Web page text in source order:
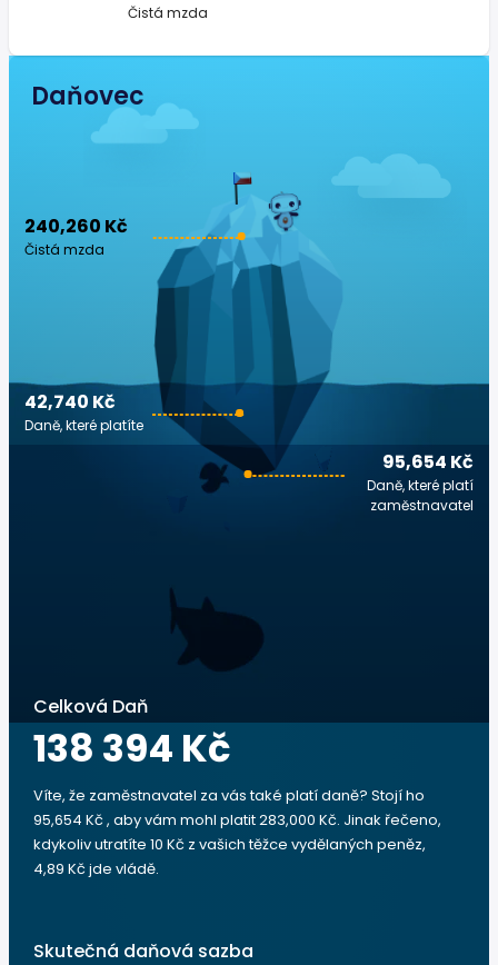
Čistá mzda
Daňovec
240,260 Kč
Čistá mzda
95,654 Kč
Daně, které platí
zaměstnavatel
42,740 Kč
Daně, které platíte
Celková Daň
138 394 Kč
Víte, že zaměstnavatel za vás také platí daně? Stojí ho
95,654 Kč , aby vám mohl platit 283,000 Kč. Jinak řečeno,
kdykoliv utratíte 10 Kč z vašich těžce vydělaných peněz,
4,89 Kč jde vládě.
Skutečná daňová sazba